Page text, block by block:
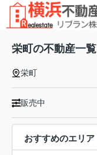
栄町の不動産一覧
栄町
販売中
おすすめのエリア